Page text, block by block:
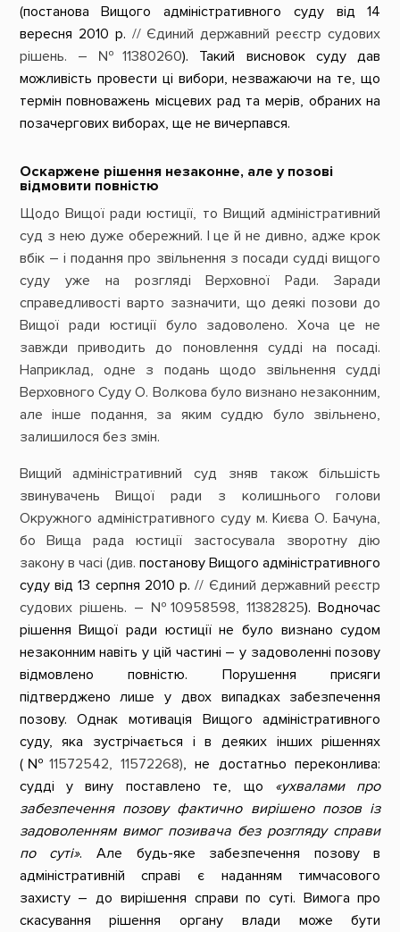
(постанова Вищого адміністративного суду від 14
вересня 2010 р. // Єдиний державний реєстр судових
рішень. – № 11380260). Такий висновок суду дав
можливість провести ці вибори, незважаючи на те, що
термін повноважень місцевих рад та мерів, обраних на
позачергових виборах, ще не вичерпався.
Оскаржене рішення незаконне, але у позові
відмовити повністю
Щодо Вищої ради юстиції, то Вищий адміністративний
суд з нею дуже обережний. І це й не дивно, адже крок
вбік – і подання про звільнення з посади судді вищого
суду уже на розгляді Верховної Ради. Заради
справедливості варто зазначити, що деякі позови до
Вищої ради юстиції було задоволено. Хоча це не
завжди приводить до поновлення судді на посаді.
Наприклад, одне з подань щодо звільнення судді
Верховного Суду О. Волкова було визнано незаконним,
але інше подання, за яким суддю було звільнено,
залишилося без змін.
Вищий адміністративний суд зняв також більшість
звинувачень Вищої ради з колишнього голови
Окружного адміністративного суду м. Києва О. Бачуна,
бо Вища рада юстиції застосувала зворотну дію
закону в часі (див.постанову Вищого адміністративного
суду від 13 серпня 2010 р.// Єдиний державний реєстр
судових рішень. – №10958598,11382825). Водночас
рішення Вищої ради юстиції не було визнано судом
незаконним навіть у цій частині – у задоволенні позову
відмовлено повністю. Порушення присяги
підтверджено лише у двох випадках забезпечення
позову. Однак мотивація Вищого адміністративного
суду, яка зустрічається і в деяких інших рішеннях
(№ 11572542, 11572268), не достатньо переконлива:
судді у вину поставлено те, що «ухвалами про
забезпечення позову фактично вирішено позов із
задоволенням вимог позивача без розгляду справи
по суті». Але будь-яке забезпечення позову в
адміністративній справі є наданням тимчасового
захисту – до вирішення справи по суті. Вимога про
скасування рішення органу влади може бути